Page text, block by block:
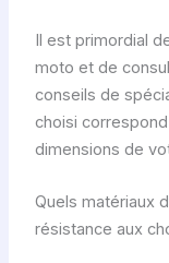
o
e
s
r
Il est primordial
moto et de
conseils de
choisi
dimensions de
Quels matériaux
résistance aux